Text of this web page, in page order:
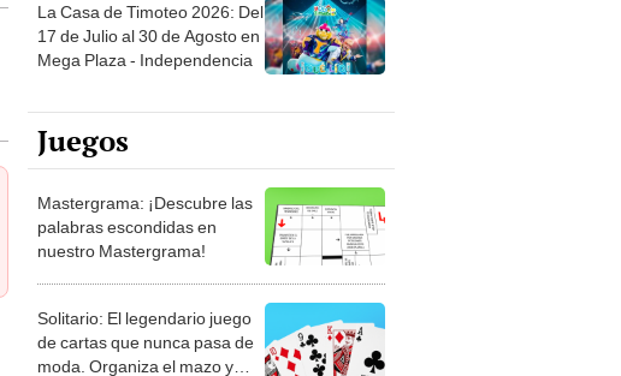
La Casa de Timoteo 2026: Del
17 de Julio al 30 de Agosto en
Mega Plaza - Independencia
Juegos
Mastergrama: ¡Descubre las
palabras escondidas en
nuestro Mastergrama!
Solitario: El legendario juego
de cartas que nunca pasa de
moda. Organiza el mazo y